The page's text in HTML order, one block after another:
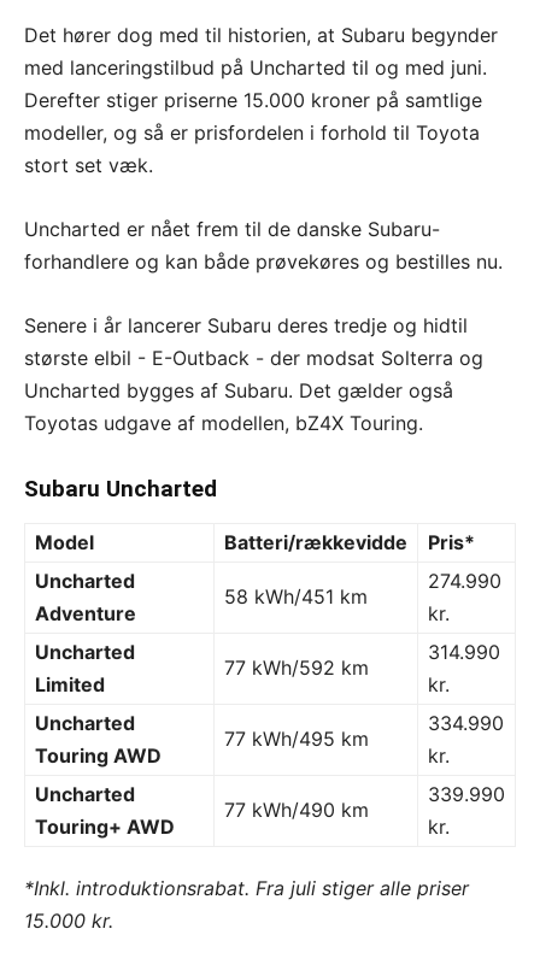
Det hører dog med til historien, at Subaru begynder
med lanceringstilbud på Uncharted til og med juni.
Derefter stiger priserne 15.000 kroner på samtlige
modeller, og så er prisfordelen i forhold til Toyota
stort set væk.
Uncharted er nået frem til de danske Subaru-
forhandlere og kan både prøvekøres og bestilles nu.
Senere i år lancerer Subaru deres tredje og hidtil
største elbil - E-Outback - der modsat Solterra og
Uncharted bygges af Subaru. Det gælder også
Toyotas udgave af modellen, bZ4X Touring.
Subaru Uncharted
Model Batteri/rækkevidde
Pris*
Uncharted
Adventure
58 kWh/451 km
274.990
kr.
Uncharted
Limited
77 kWh/592 km
314.990
kr.
Uncharted
Touring AWD
77 kWh/495 km
334.990
kr.
Uncharted
Touring+ AWD
77 kWh/490 km
339.990
kr.
*Inkl. introduktionsrabat. Fra juli stiger alle priser
15.000 kr.